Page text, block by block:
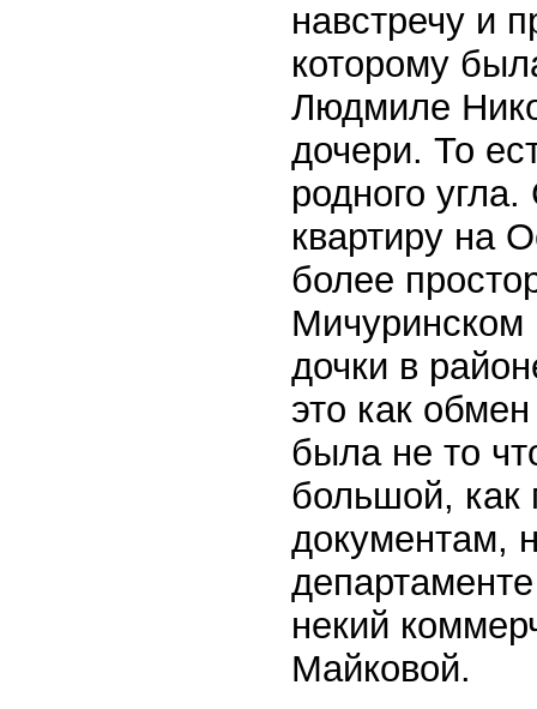
навстречу и
которому
Людмиле
дочери. То
родного
квартиру на
более
Мичуринском
дочки в
это как
была не то
большой, как
документам,
некий
Майковой.